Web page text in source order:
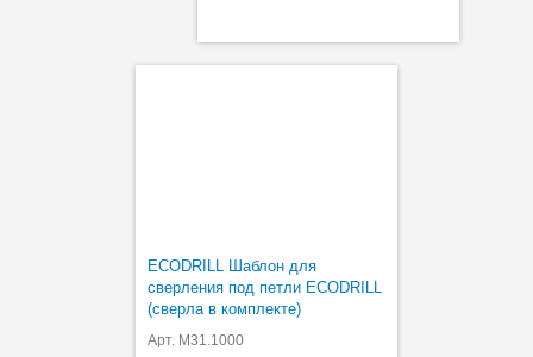
ECODRILL Шаблон для
сверления под петли ECODRILL
(сверла в комплекте)
Арт. M31.1000